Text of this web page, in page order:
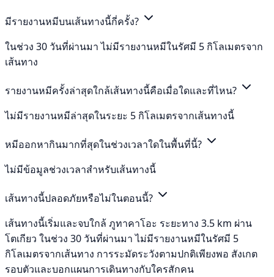
มีรายงานหมีบนเส้นทางนี้กี่ครั้ง?
ในช่วง 30 วันที่ผ่านมา ไม่มีรายงานหมีในรัศมี 5 กิโลเมตรจาก
เส้นทาง
รายงานหมีครั้งล่าสุดใกล้เส้นทางนี้คือเมื่อใดและที่ไหน?
ไม่มีรายงานหมีล่าสุดในระยะ 5 กิโลเมตรจากเส้นทางนี้
หมีออกหากินมากที่สุดในช่วงเวลาใดในพื้นที่นี้?
ไม่มีข้อมูลช่วงเวลาสำหรับเส้นทางนี้
เส้นทางนี้ปลอดภัยหรือไม่ในตอนนี้?
เส้นทางนี้เริ่มและจบใกล้ ภูทาคาโอะ ระยะทาง 3.5 km ผ่าน
โตเกียว ในช่วง 30 วันที่ผ่านมา ไม่มีรายงานหมีในรัศมี 5
กิโลเมตรจากเส้นทาง การระมัดระวังตามปกติเพียงพอ สังเกต
รอบตัวและบอกแผนการเดินทางกับใครสักคน